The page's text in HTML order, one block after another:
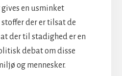
en usminket
der er tilsat de
der til stadighed er en
debat om disse
og mennesker.